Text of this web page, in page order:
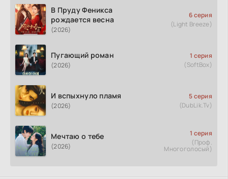
В Пруду Феникса
рождается весна
(2026)
6 серия
(Light Breeze)
Пугающий роман
(2026)
1 серия
(SoftBox)
И вспыхнуло пламя
(2026)
5 серия
(DubLik.Tv)
Мечтаю о тебе
(2026)
1 серия
(Проф.
Многоголосый)